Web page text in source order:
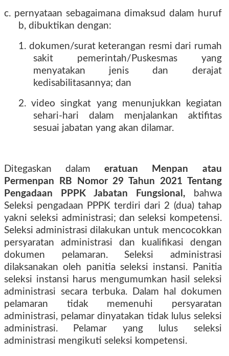
c. pernyataan sebagaimana dimaksud dalam huruf
b, dibuktikan dengan:
1. dokumen/surat keterangan resmi dari rumah
sakit pemerintah/Puskesmas yang
menyatakan jenis dan derajat
kedisabilitasannya; dan
2. video singkat yang menunjukkan kegiatan
sehari-hari dalam menjalankan aktifitas
sesuai jabatan yang akan dilamar.
Ditegaskan dalameratuan Menpan atau
Permenpan RB Nomor 29 Tahun 2021 Tentang
Pengadaan PPPK Jabatan Fungsional,
bahwa
Seleksi pengadaan PPPK terdiri dari 2 (dua) tahap
yakni seleksi administrasi; dan seleksi kompetensi.
Seleksi administrasi dilakukan untuk mencocokkan
persyaratan administrasi dan kualifikasi dengan
dokumen pelamaran. Seleksi administrasi
dilaksanakan oleh panitia seleksi instansi. Panitia
seleksi instansi harus mengumumkan hasil seleksi
administrasi secara terbuka. Dalam hal dokumen
pelamaran tidak memenuhi persyaratan
administrasi, pelamar dinyatakan tidak lulus seleksi
administrasi. Pelamar yang lulus seleksi
administrasi mengikuti seleksi kompetensi.